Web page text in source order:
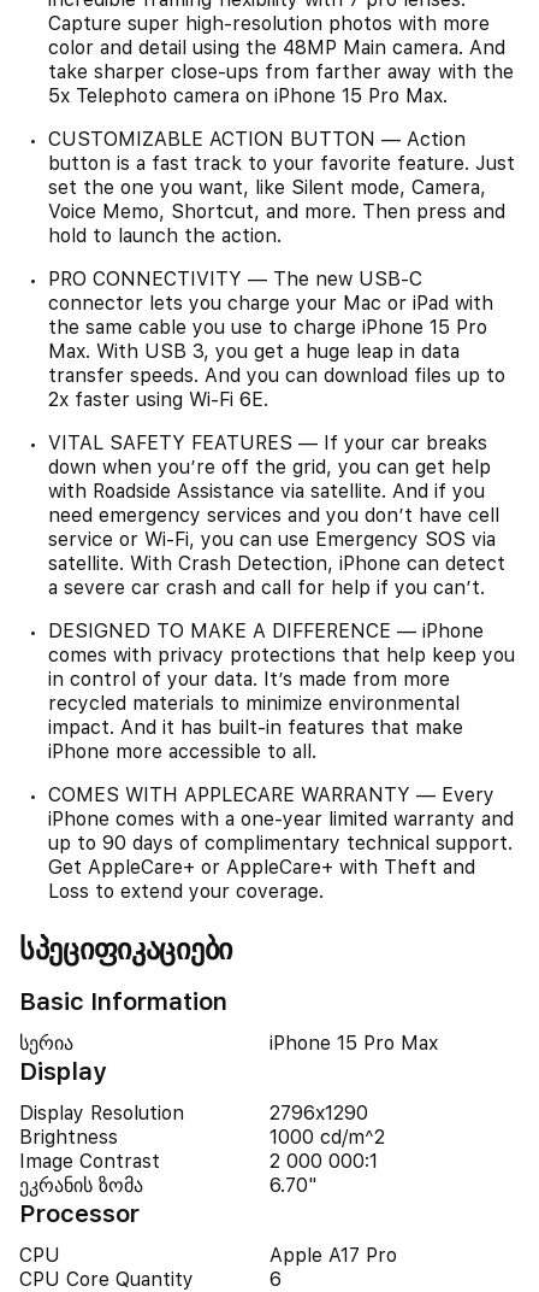
Capture super high-resolution photos with more
color and detail using the 48MP Main camera. And
take sharper close-ups from farther away with the
5x Telephoto camera on iPhone 15 Pro Max.
CUSTOMIZABLE ACTION BUTTON — Action
button is a fast track to your favorite feature. Just
set the one you want, like Silent mode, Camera,
Voice Memo, Shortcut, and more. Then press and
hold to launch the action.
PRO CONNECTIVITY — The new USB-C
connector lets you charge your Mac or iPad with
the same cable you use to charge iPhone 15 Pro
Max. With USB 3, you get a huge leap in data
transfer speeds. And you can download files up to
2x faster using Wi-Fi 6E.
VITAL SAFETY FEATURES — If your car breaks
down when you’re off the grid, you can get help
with Roadside Assistance via satellite. And if you
need emergency services and you don’t have cell
service or Wi-Fi, you can use Emergency SOS via
satellite. With Crash Detection, iPhone can detect
a severe car crash and call for help if you can’t.
DESIGNED TO MAKE A DIFFERENCE — iPhone
comes with privacy protections that help keep you
in control of your data. It’s made from more
recycled materials to minimize environmental
impact. And it has built-in features that make
iPhone more accessible to all.
COMES WITH APPLECARE WARRANTY — Every
iPhone comes with a one-year limited warranty and
up to 90 days of complimentary technical support.
Get AppleCare+ or AppleCare+ with Theft and
Loss to extend your coverage.
სპეციფიკაციები
Basic Information
სერია iPhone 15 Pro Max
Display
Display Resolution
2796x1290
Brightness
1000 cd/m^2
Image Contrast
2 000 000:1
ეკრანის ზომა
6.70"
Processor
CPU
Apple A17 Pro
CPU Core Quantity
6